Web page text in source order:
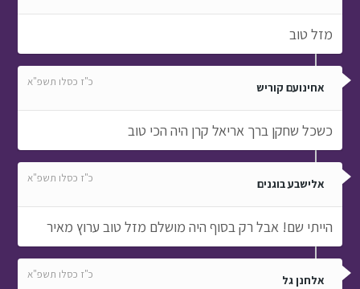
מזל טוב
אחינועם קוריש כ"ז כסלו תשפ"א
כשכל שחקן ברך אריאל קרן היה הכי טוב
אלישבע בוגנים כ"ז כסלו תשפ"א
הייתי שם! אבל רק בסוף היה מושלם מזל טוב ערוץ מאיר
אלחנן גל כ"ז כסלו תשפ"א